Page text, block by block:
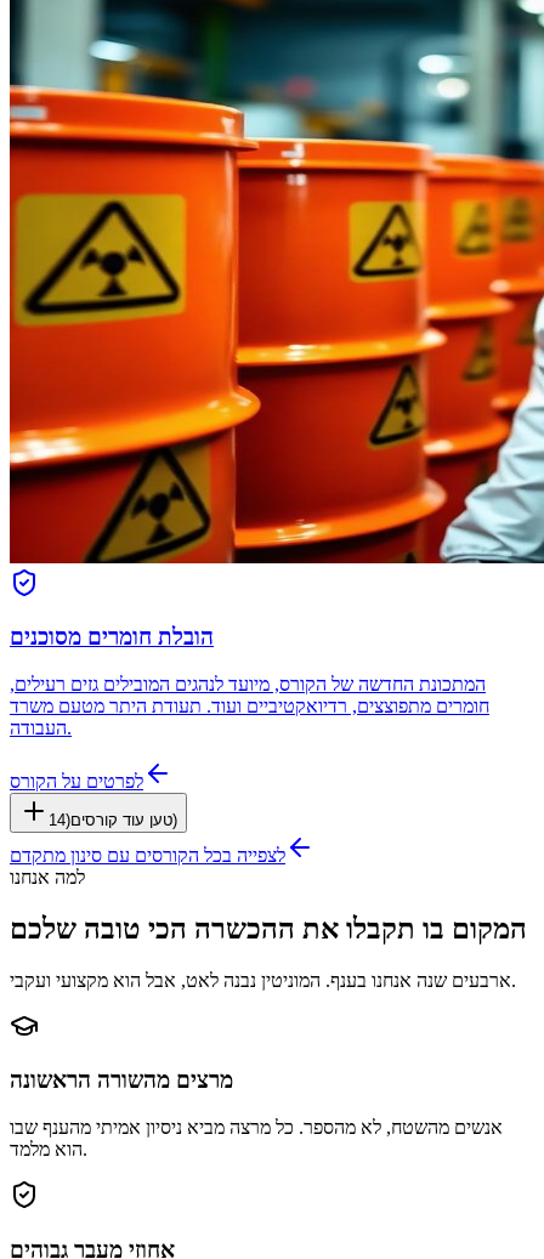
הובלת חומרים מסוכנים
המתכונת החדשה של הקורס, מיועד לנהגים המובילים גזים רעילים,
חומרים מתפוצצים, רדיואקטיביים ועוד. תעודת היתר מטעם משרד
העבודה.
לפרטים על הקורס
טען עוד קורסים(
14 )
לצפייה בכל הקורסים עם סינון מתקדם
למה אנחנו
המקום בו תקבלו את ההכשרה הכי טובה שלכם
ארבעים שנה אנחנו בענף. המוניטין נבנה לאט, אבל הוא מקצועי ועקבי.
מרצים מהשורה הראשונה
אנשים מהשטח, לא מהספר. כל מרצה מביא ניסיון אמיתי מהענף שבו
הוא מלמד.
אחוזי מעבר גבוהים